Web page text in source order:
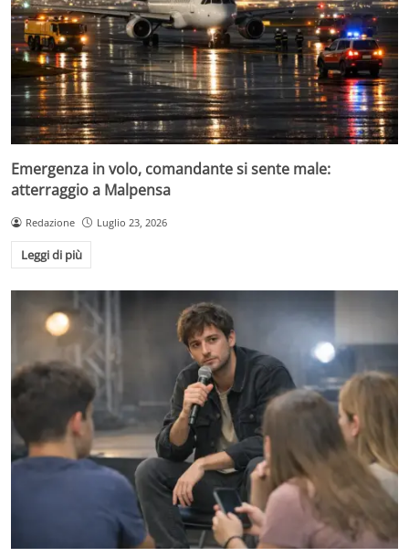
Emergenza in volo, comandante si sente male:
atterraggio a Malpensa
Redazione Luglio 23, 2026
Leggi di più